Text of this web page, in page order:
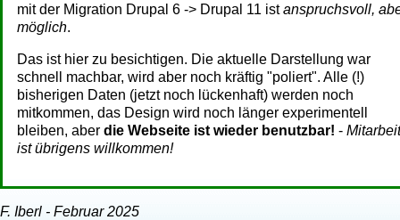
mit der Migration Drupal 6 -> Drupal 11 istanspruchsvoll,
möglich.
Das ist hier zu besichtigen. Die aktuelle Darstellung war
schnell machbar, wird aber noch kräftig "poliert". Alle (!)
bisherigen Daten (jetzt noch lückenhaft) werden noch
mitkommen, das Design wird noch länger experimentell
bleiben, aber die Webseite ist wieder benutzbar! - Mitarbeit
ist übrigens willkommen!
F. Iberl - Februar 2025